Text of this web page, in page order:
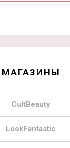
МАГАЗИНЫ
CultBeauty
LookFantastic